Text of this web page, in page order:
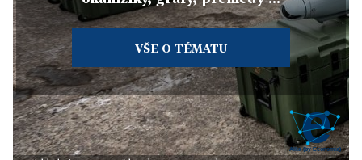
VŠE O TÉMATU